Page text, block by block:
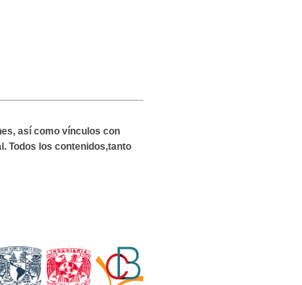
así como vínculos con
Todos los contenidos,tanto